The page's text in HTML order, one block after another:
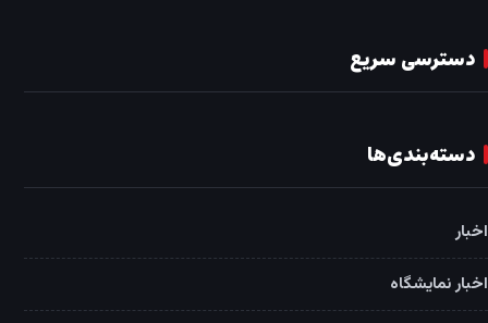
دسترسی سریع
دسته‌بندی‌ها
اخبار
اخبار نمایشگاه